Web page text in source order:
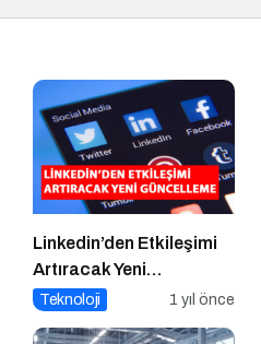
Linkedin’den Etkileşimi
Artıracak Yeni
Güncelleme
Teknoloji 1 yıl önce